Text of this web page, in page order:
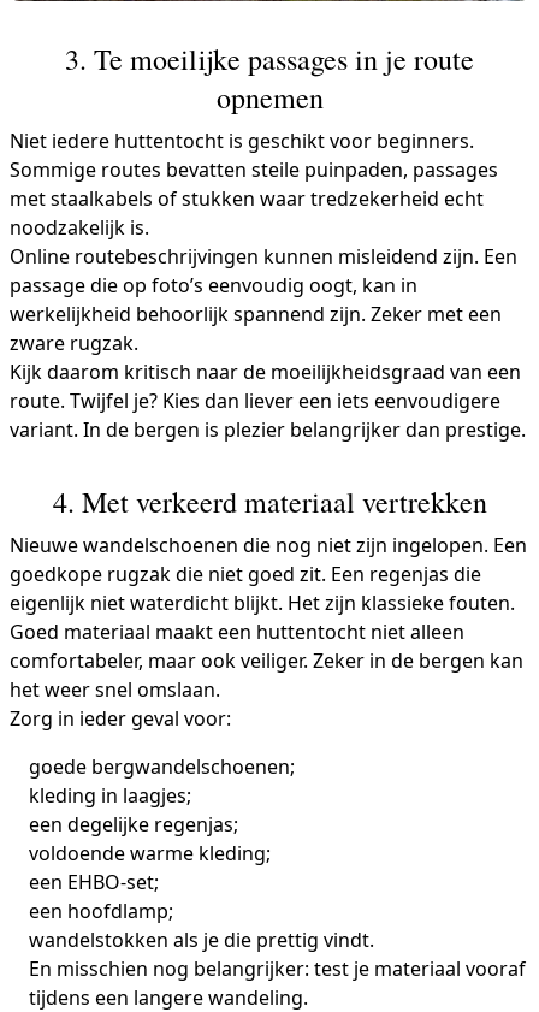
3. Te moeilijke passages in je route
opnemen
Niet iedere huttentocht is geschikt voor beginners.
Sommige routes bevatten steile puinpaden, passages
met staalkabels of stukken waar tredzekerheid echt
noodzakelijk is.
Online routebeschrijvingen kunnen misleidend zijn. Een
passage die op foto’s eenvoudig oogt, kan in
werkelijkheid behoorlijk spannend zijn. Zeker met een
zware rugzak.
Kijk daarom kritisch naar de moeilijkheidsgraad van een
route. Twijfel je? Kies dan liever een iets eenvoudigere
variant. In de bergen is plezier belangrijker dan prestige.
4. Met verkeerd materiaal vertrekken
Nieuwe wandelschoenen die nog niet zijn ingelopen. Een
goedkope rugzak die niet goed zit. Een regenjas die
eigenlijk niet waterdicht blijkt. Het zijn klassieke fouten.
Goed materiaal maakt een huttentocht niet alleen
comfortabeler, maar ook veiliger. Zeker in de bergen kan
het weer snel omslaan.
Zorg in ieder geval voor:
goede bergwandelschoenen;
kleding in laagjes;
een degelijke regenjas;
voldoende warme kleding;
een EHBO-set;
een hoofdlamp;
wandelstokken als je die prettig vindt.
En misschien nog belangrijker: test je materiaal vooraf
tijdens een langere wandeling.